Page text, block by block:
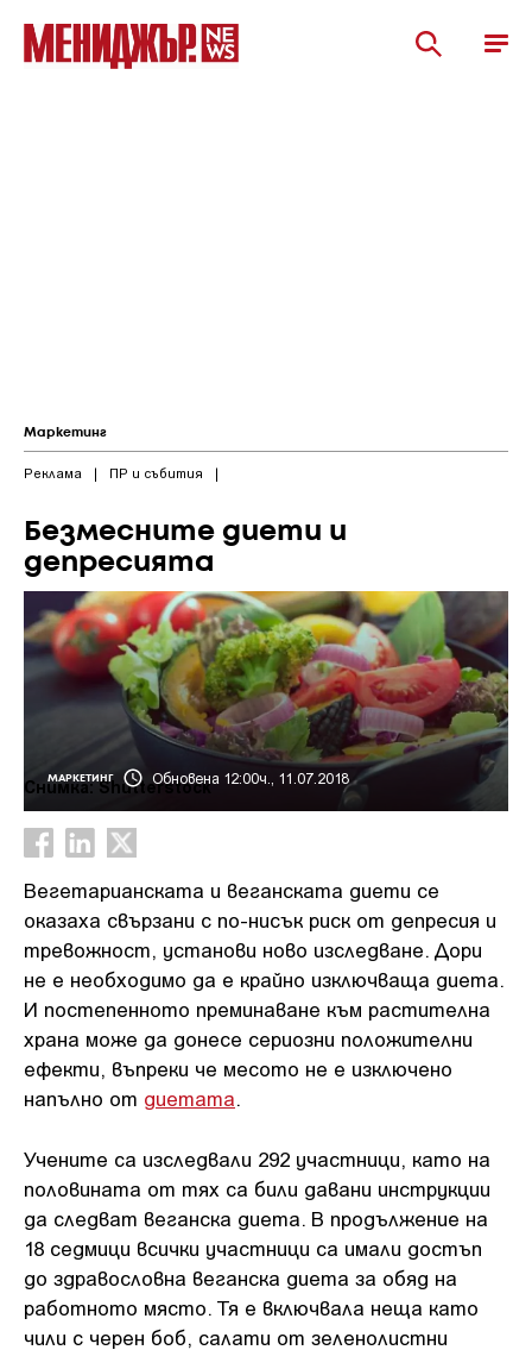
Маркетинг
Реклама | ПР и събития |
Безмесните диети и
депресията
МАРКЕТИНГ Обновена 12:00ч., 11.07.2018
Снимка: Shutterstock
Вегетарианската и веганската диети се
оказаха свързани с по-нисък риск от депресия и
тревожност, установи ново изследване. Дори
не е необходимо да е крайно изключваща диета.
И постепенното преминаване към растителна
храна може да донесе сериозни положителни
ефекти, въпреки че месото не е изключено
напълно от диетата.
Учените са изследвали 292 участници, като на
половината от тях са били давани инструкции
да следват веганска диета. В продължение на
18 седмици всички участници са имали достъп
до здравословна веганска диета за обяд на
работното място. Тя е включвала неща като
чили с черен боб, салати от зеленолистни